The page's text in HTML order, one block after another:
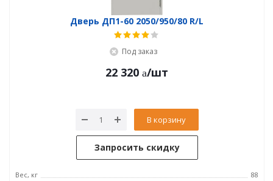
Дверь ДП1-60 2050/950/80 R/L
Под заказ
22 320 /шт
В корзину
Запросить скидку
Вес, кг
88